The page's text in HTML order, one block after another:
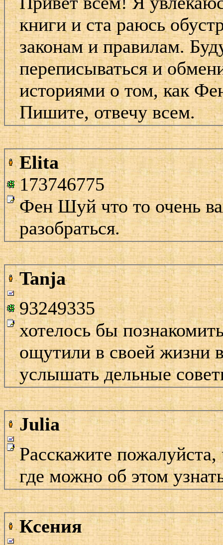
книги и ста раюсь
законам и правилам.
переписываться и
историями о том, как
Пишите, отвечу всем.
Elita
173746775
Фен Шуй что то очень
разобраться.
Tanja
93249335
хотелось бы
ощутили в своей жизни
услышать дельные
Julia
Расскажите
где можно об этом
Ксения